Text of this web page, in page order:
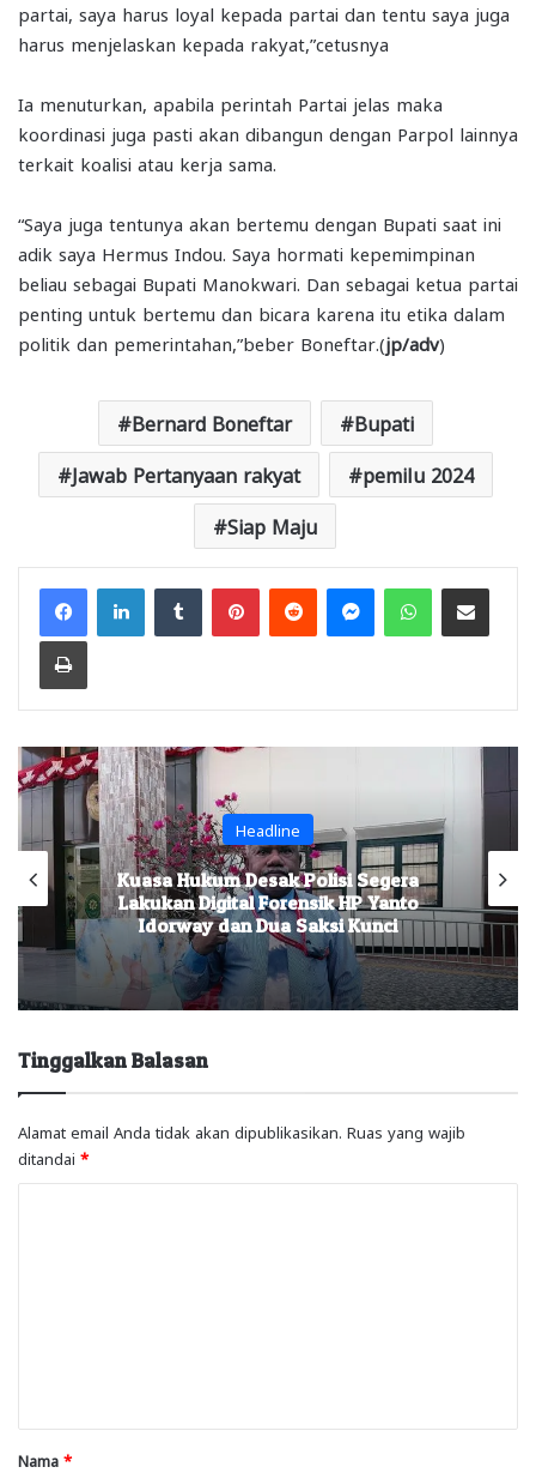
partai, saya harus loyal kepada partai dan tentu saya juga
harus menjelaskan kepada rakyat,”cetusnya
Ia menuturkan, apabila perintah Partai jelas maka
koordinasi juga pasti akan dibangun dengan Parpol lainnya
terkait koalisi atau kerja sama.
“Saya juga tentunya akan bertemu dengan Bupati saat ini
adik saya Hermus Indou. Saya hormati kepemimpinan
beliau sebagai Bupati Manokwari. Dan sebagai ketua partai
penting untuk bertemu dan bicara karena itu etika dalam
politik dan pemerintahan,”beber Boneftar.(jp/adv)
Bernard Boneftar Bupati
Jawab Pertanyaan rakyat pemilu 2024
Siap Maju
FacebookLinkedInTumblr PinterestReddit MessengerWhatsAppShare via Email
Print
Headline
Kuasa Hukum Desak Polisi Segera
Lakukan Digital Forensik HP Yanto
Idorway dan Dua Saksi Kunci
Tinggalkan Balasan
Alamat email Anda tidak akan dipublikasikan. Ruas yang wajib
ditandai *
rNama *